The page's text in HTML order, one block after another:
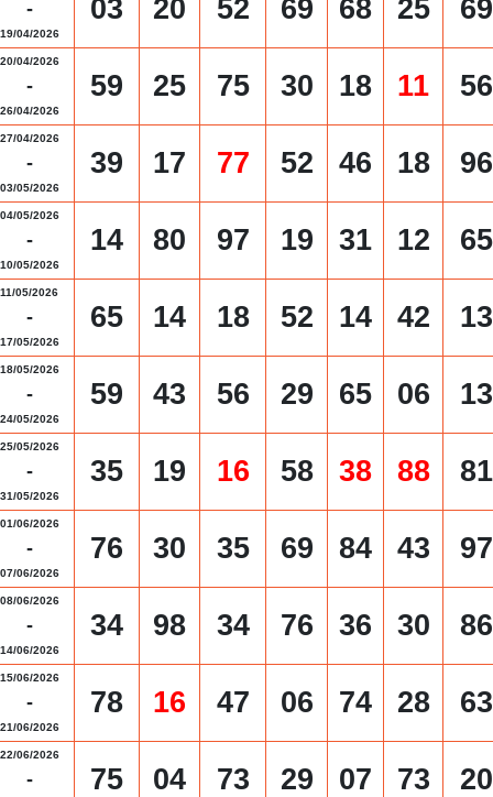
-
19/04/2026
03 20 52 69 68 25 69
20/04/2026
-
26/04/2026
59 25 75 30 18 11 56
27/04/2026
-
03/05/2026
39 17 77 52 46 18 96
04/05/2026
-
10/05/2026
14 80 97 19 31 12 65
11/05/2026
-
17/05/2026
65 14 18 52 14 42 13
18/05/2026
-
24/05/2026
59 43 56 29 65 06 13
25/05/2026
-
31/05/2026
35 19 16 58 38 88 81
01/06/2026
-
07/06/2026
76 30 35 69 84 43 97
08/06/2026
-
14/06/2026
34 98 34 76 36 30 86
15/06/2026
-
21/06/2026
78 16 47 06 74 28 63
22/06/2026
- 75 04 73 29 07 73 20